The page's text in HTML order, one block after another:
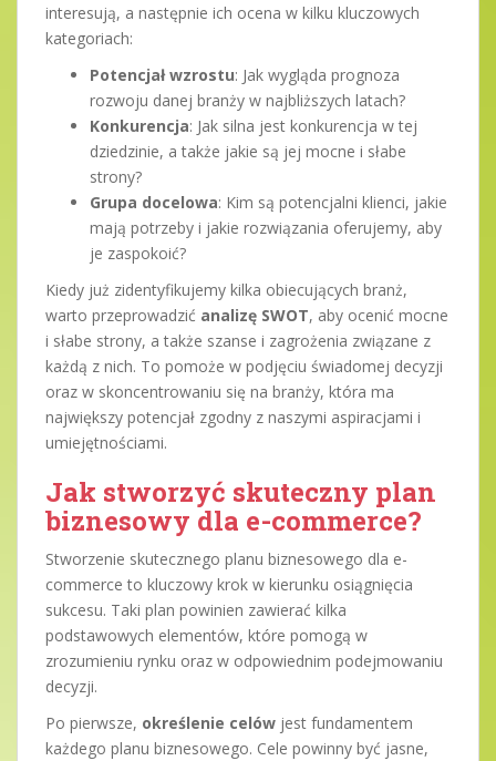
interesują, a następnie ich ocena w kilku kluczowych
kategoriach:
Potencjał wzrostu: Jak wygląda prognoza
rozwoju danej branży w najbliższych latach?
Konkurencja: Jak silna jest konkurencja w tej
dziedzinie, a także jakie są jej mocne i słabe
strony?
Grupa docelowa: Kim są potencjalni klienci, jakie
mają potrzeby i jakie rozwiązania oferujemy, aby
je zaspokoić?
Kiedy już zidentyfikujemy kilka obiecujących branż,
warto przeprowadzić analizę SWOT, aby ocenić mocne
i słabe strony, a także szanse i zagrożenia związane z
każdą z nich. To pomoże w podjęciu świadomej decyzji
oraz w skoncentrowaniu się na branży, która ma
największy potencjał zgodny z naszymi aspiracjami i
umiejętnościami.
Jak stworzyć skuteczny plan
biznesowy dla e-commerce?
Stworzenie skutecznego planu biznesowego dla e-
commerce to kluczowy krok w kierunku osiągnięcia
sukcesu. Taki plan powinien zawierać kilka
podstawowych elementów, które pomogą w
zrozumieniu rynku oraz w odpowiednim podejmowaniu
decyzji.
Po pierwsze, określenie celów jest fundamentem
każdego planu biznesowego. Cele powinny być jasne,